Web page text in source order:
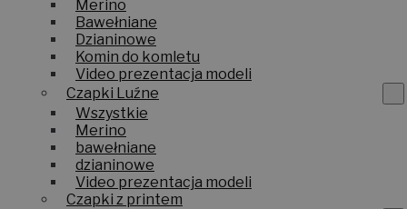
Merino
Bawełniane
Dzianinowe
Komin do komletu
Video prezentacja modeli
Czapki Luźne
Wszystkie
Merino
bawełniane
dzianinowe
Video prezentacja modeli
Czapki z printem